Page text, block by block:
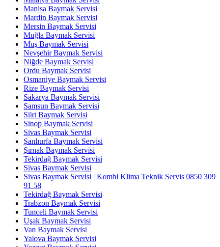
Manisa Baymak Servisi
Mardin Baymak Servisi
Mersin Baymak Servisi
Muğla Baymak Servisi
Muş Baymak Servisi
Nevşehir Baymak Servisi
Niğde Baymak Servisi
Ordu Baymak Servisi
Osmaniye Baymak Servisi
Rize Baymak Servisi
Sakarya Baymak Servisi
Samsun Baymak Servisi
Siirt Baymak Servisi
Sinop Baymak Servisi
Sivas Baymak Servisi
Şanlıurfa Baymak Servisi
Şırnak Baymak Servisi
Tekirdağ Baymak Servisi
Sivas Baymak Servisi
Sivas Baymak Servisi | Kombi Klima Teknik Servis 0850 309
91 58
Tekirdağ Baymak Servisi
Trabzon Baymak Servisi
Tunceli Baymak Servisi
Uşak Baymak Servisi
Van Baymak Servisi
Yalova Baymak Servisi